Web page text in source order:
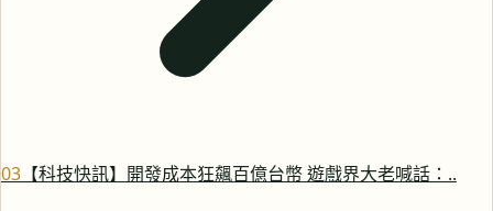
03 【科技快訊】開發成本狂飆百億台幣 遊戲界大老喊話：..